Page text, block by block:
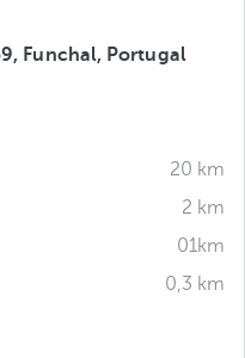
Funchal, Portugal
20 km
2 km
01km
0,3 km